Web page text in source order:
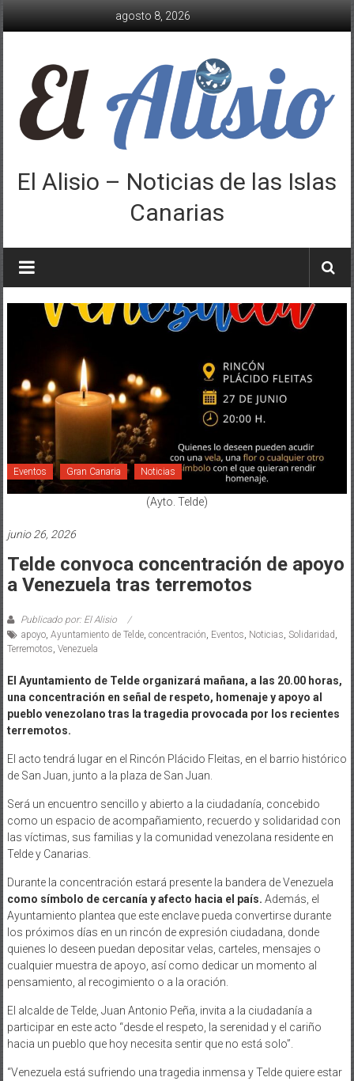
agosto 8, 2026
El Alisio – Noticias de las Islas
Canarias
Eventos Gran Canaria Noticias
(Ayto. Telde)
junio 26, 2026
Telde convoca concentración de apoyo
a Venezuela tras terremotos
Publicado por: El Alisio
apoyo, Ayuntamiento de Telde, concentración Eventos Noticias Solidaridad
Terremotos Venezuela
El Ayuntamiento de Telde organizará mañana, a las 20.00 horas,
una concentración en señal de respeto, homenaje y apoyo al
pueblo venezolano tras la tragedia provocada por los recientes
terremotos.
El acto tendrá lugar en el Rincón Plácido Fleitas, en el barrio histórico
de San Juan, junto a la plaza de San Juan.
Será un encuentro sencillo y abierto a la ciudadanía, concebido
como un espacio de acompañamiento, recuerdo y solidaridad con
las víctimas, sus familias y la comunidad venezolana residente en
Telde y Canarias.
Durante la concentración estará presente la bandera de Venezuela
como símbolo de cercanía y afecto hacia el país. Además, el
Ayuntamiento plantea que este enclave pueda convertirse durante
los próximos días en un rincón de expresión ciudadana, donde
quienes lo deseen puedan depositar velas, carteles, mensajes o
cualquier muestra de apoyo, así como dedicar un momento al
pensamiento, al recogimiento o a la oración.
El alcalde de Telde, Juan Antonio Peña, invita a la ciudadanía a
participar en este acto “desde el respeto, la serenidad y el cariño
hacia un pueblo que hoy necesita sentir que no está solo”.
“Venezuela está sufriendo una tragedia inmensa y Telde quiere estar